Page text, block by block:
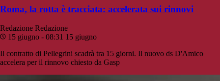
Roma, la rotta è tracciata: accelerata sui rinnovi
Redazione Redazione
15 giugno - 08:31 15 giugno
Il contratto di Pellegrini scadrà tra 15 giorni. Il nuovo ds D'Amico
accelera per il rinnovo chiesto da Gasp